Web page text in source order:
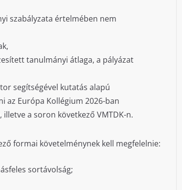
szabályzata értelmében nem
tanulmányi átlaga, a pályázat
segítségével kutatás alapú
az Európa Kollégium 2026-ban
a soron következő VMTDK-n.
formai követelménynek kell megfelelnie:
sortávolság;